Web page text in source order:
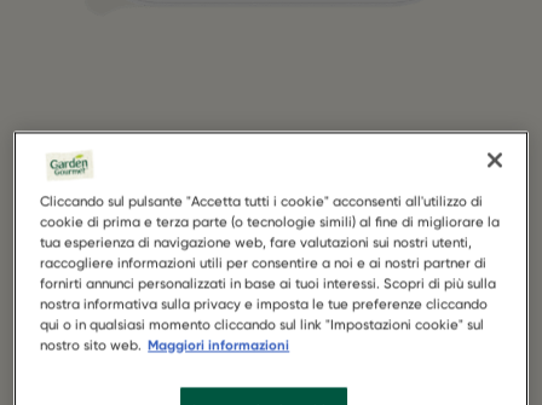
Cliccando sul pulsante "Accetta tutti i cookie" acconsenti all'utilizzo di
cookie di prima e terza parte (o tecnologie simili) al fine di migliorare la
tua esperienza di navigazione web, fare valutazioni sui nostri utenti,
raccogliere informazioni utili per consentire a noi e ai nostri partner di
fornirti annunci personalizzati in base ai tuoi interessi. Scopri di più sulla
nostra informativa sulla privacy e imposta le tue preferenze cliccando
qui o in qualsiasi momento cliccando sul link "Impostazioni cookie" sul
nostro sito web. Maggiori informazioni